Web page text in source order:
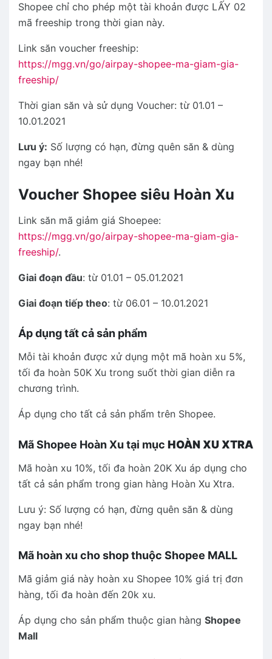
Shopee chỉ cho phép một tài khoản được LẤY 02
mã freeship trong thời gian này.
Link săn voucher freeship:
https://mgg.vn/go/airpay-shopee-ma-giam-gia-
freeship/
Thời gian săn và sử dụng Voucher: từ 01.01 –
10.01.2021
Lưu ý: Số lượng có hạn, đừng quên săn & dùng
ngay bạn nhé!
Voucher Shopee siêu Hoàn Xu
Link săn mã giảm giá Shoepee:
https://mgg.vn/go/airpay-shopee-ma-giam-gia-
freeship/.
Giai đoạn đầu: từ 01.01 – 05.01.2021
Giai đoạn tiếp theo: từ 06.01 – 10.01.2021
Áp dụng tất cả sản phẩm
Mỗi tài khoản được xử dụng một mã hoàn xu 5%,
tối đa hoàn 50K Xu trong suốt thời gian diễn ra
chương trình.
Áp dụng cho tất cả sản phẩm trên Shopee.
Mã Shopee Hoàn Xu tại mục HOÀN XU XTRA
Mã hoàn xu 10%, tối đa hoàn 20K Xu áp dụng cho
tất cả sản phẩm trong gian hàng Hoàn Xu Xtra.
Lưu ý: Số lượng có hạn, đừng quên săn & dùng
ngay bạn nhé!
Mã hoàn xu cho shop thuộc Shopee MALL
Mã giảm giá này hoàn xu Shopee 10% giá trị đơn
hàng, tối đa hoàn đến 20k xu.
Áp dụng cho sản phẩm thuộc gian hàng Shopee
Mall